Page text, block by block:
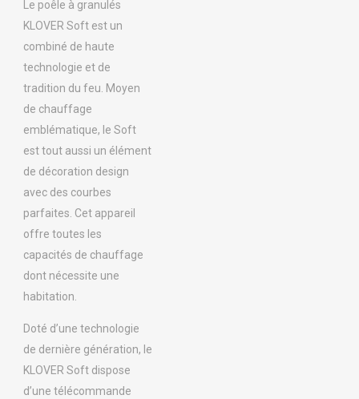
Le poêle à granulés
KLOVER Soft est un
combiné de haute
technologie et de
tradition du feu. Moyen
de chauffage
emblématique, le Soft
est tout aussi un élément
de décoration design
avec des courbes
parfaites. Cet appareil
offre toutes les
capacités de chauffage
dont nécessite une
habitation.
Doté d’une technologie
de dernière génération, le
KLOVER Soft dispose
d’une télécommande